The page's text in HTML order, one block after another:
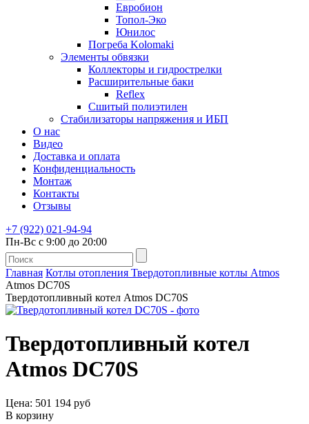
Евробион
Топол-Эко
Юнилос
Погреба Kolomaki
Элементы обвязки
Коллекторы и гидрострелки
Расширительные баки
Reflex
Сшитый полиэтилен
Стабилизаторы напряжения и ИБП
О нас
Видео
Доставка и оплата
Конфиденциальность
Монтаж
Контакты
Отзывы
+7 (922) 021-94-94
Пн-Вс с 9:00 до 20:00
Главная Котлы отопления Твердотопливные котлы Atmos
Atmos DC70S
Твердотопливный котел Atmos DC70S
Твердотопливный котел
Atmos DC70S
Цена: 501 194 руб
В корзину